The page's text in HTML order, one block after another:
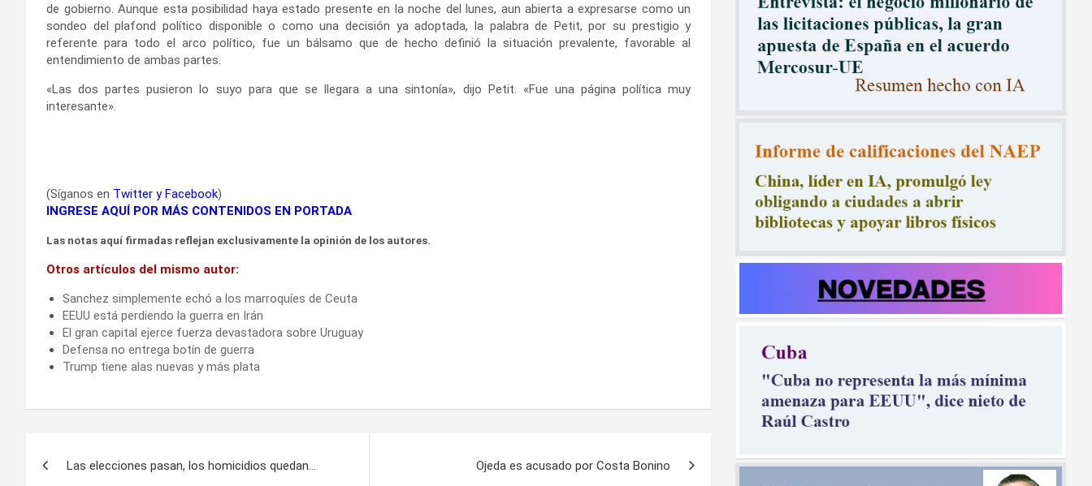
de gobierno. Aunque esta posibilidad haya estado presente en la noche del lunes, aun abierta a expresarse como un
sondeo del plafond político disponible o como una decisión ya adoptada, la palabra de Petit, por su prestigio y
referente para todo el arco político, fue un bálsamo que de hecho definió la situación prevalente, favorable al
entendimiento de ambas partes.
«Las dos partes pusieron lo suyo para que se llegara a una sintonía», dijo Petit. «Fue una página política muy
interesante».
(Síganos en Twitter yFacebook)
INGRESE AQUÍ POR MÁS CONTENIDOS EN PORTADA
Las notas aquí firmadas reflejan exclusivamente la opinión de los autores.
Otros artículos del mismo autor:
Sanchez simplemente echó a los marroquíes de Ceuta
EEUU está perdiendo la guerra en Irán
El gran capital ejerce fuerza devastadora sobre Uruguay
Defensa no entrega botín de guerra
Trump tiene alas nuevas y más plata
Las elecciones pasan, los homicidios quedan… Ojeda es acusado por Costa Bonino